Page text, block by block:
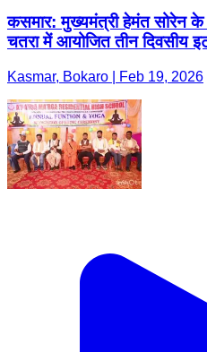
कसमार: मुख्यमंत्री हेमंत सोरेन के
चतरा में आयोजित तीन दिवसीय
Kasmar, Bokaro | Feb 19, 2026